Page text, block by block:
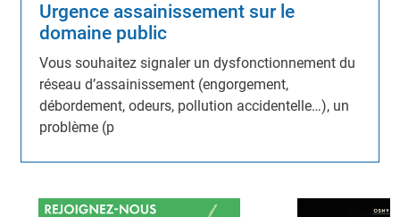
Sécheresse : arrêté préfectoral de
limitation ou d'interdiction provisoire
des usages de l'eau
Le seuil d'alerte sécheresse est atteint sur le
territoire d'Osny : limitez vos consommations
d'eau.